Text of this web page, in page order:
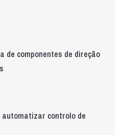
de componentes de direção
automatizar controlo de